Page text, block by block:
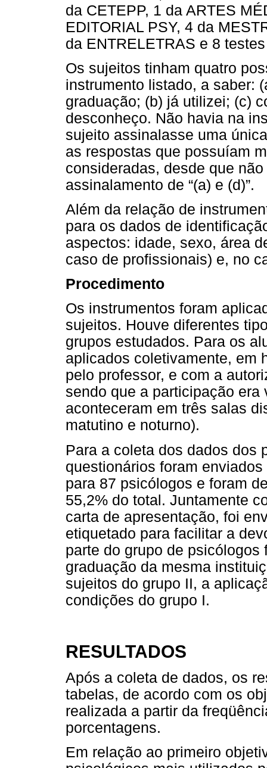
da CETEPP, 1 da ARTES
EDITORIAL PSY, 4 da
da ENTRELETRAS e 8
Os sujeitos tinham quatro
instrumento listado, a saber:
graduação; (b) já utilizei; (c)
desconheço. Não havia na
sujeito assinalasse uma
as respostas que possuíam
consideradas, desde que
assinalamento de “(a) e (d)”.
Além da relação de
para os dados de
aspectos: idade, sexo, área
caso de profissionais) e, no
Procedimento
Os instrumentos foram
sujeitos. Houve diferentes
grupos estudados. Para os
aplicados coletivamente, em
pelo professor, e com a
sendo que a participação
aconteceram em três salas
matutino e noturno).
Para a coleta dos dados dos
questionários foram
para 87 psicólogos e foram
55,2% do total. Juntamente
carta de apresentação, foi
etiquetado para facilitar a
parte do grupo de
graduação da mesma
sujeitos do grupo II, a
condições do grupo I.
RESULTADOS
Após a coleta de dados, os
tabelas, de acordo com os
realizada a partir da
porcentagens.
Em relação ao primeiro